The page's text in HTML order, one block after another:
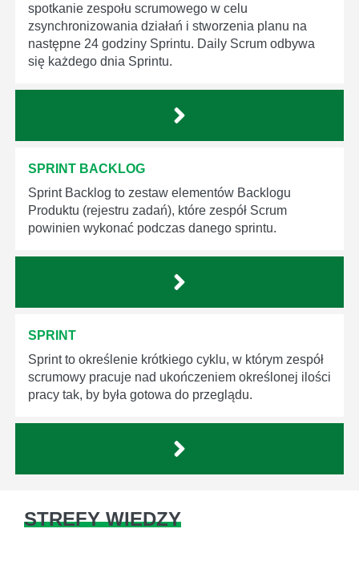
spotkanie zespołu scrumowego w celu
zsynchronizowania działań i stworzenia planu na
następne 24 godziny Sprintu. Daily Scrum odbywa
się każdego dnia Sprintu.
SPRINT BACKLOG
Sprint Backlog to zestaw elementów Backlogu
Produktu (rejestru zadań), które zespół Scrum
powinien wykonać podczas danego sprintu.
SPRINT
Sprint to określenie krótkiego cyklu, w którym zespół
scrumowy pracuje nad ukończeniem określonej ilości
pracy tak, by była gotowa do przeglądu.
STREFY WIEDZY